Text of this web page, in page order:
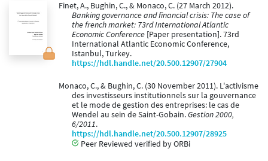
Finet, A., Bughin, C., & Monaco, C. (27 March 2012).
Banking governance and financial crisis: The case of
the french market: 73rd International Atlantic
Economic Conference [Paper presentation]. 73rd
International Atlantic Economic Conference,
Istanbul, Turkey.
https://hdl.handle.net/20.500.12907/27904
Monaco, C., & Bughin, C. (30 November 2011). L'activisme
des investisseurs institutionnels sur la gouvernance
et le mode de gestion des entreprises: le cas de
Wendel au sein de Saint-Gobain.Gestion 2000,
6/2011.
https://hdl.handle.net/20.500.12907/28925
Peer Reviewed verified by ORBi